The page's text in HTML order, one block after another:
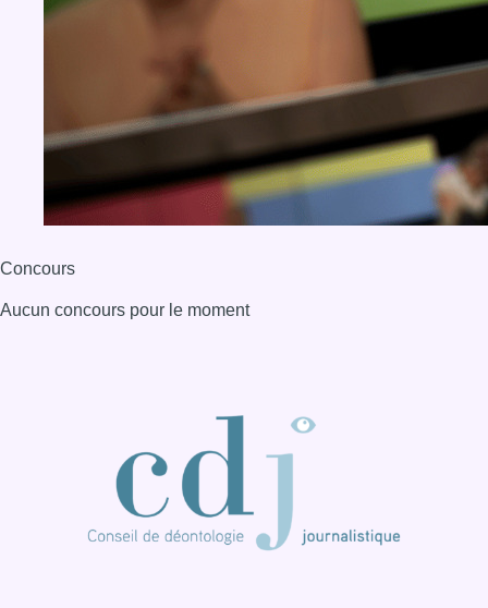
Concours
Aucun concours pour le moment